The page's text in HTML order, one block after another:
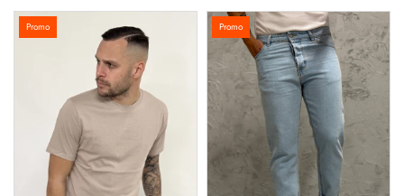
Promo Promo